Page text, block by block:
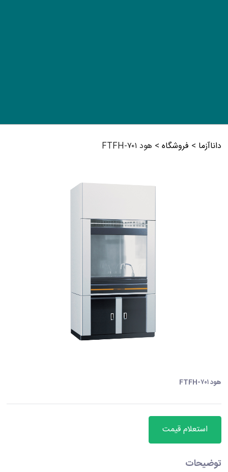
داناآزما > فروشگاه > هود FTFH-۷۰۱
هود FTFH-۷۰۱
استعلام قیمت
توضیحات